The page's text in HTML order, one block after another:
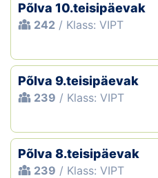
Põlva 10.teisipäevak
242 / Klass: VIPT
Põlva 9.teisipäevak
239 / Klass: VIPT
Põlva 8.teisipäevak
239 / Klass: VIPT